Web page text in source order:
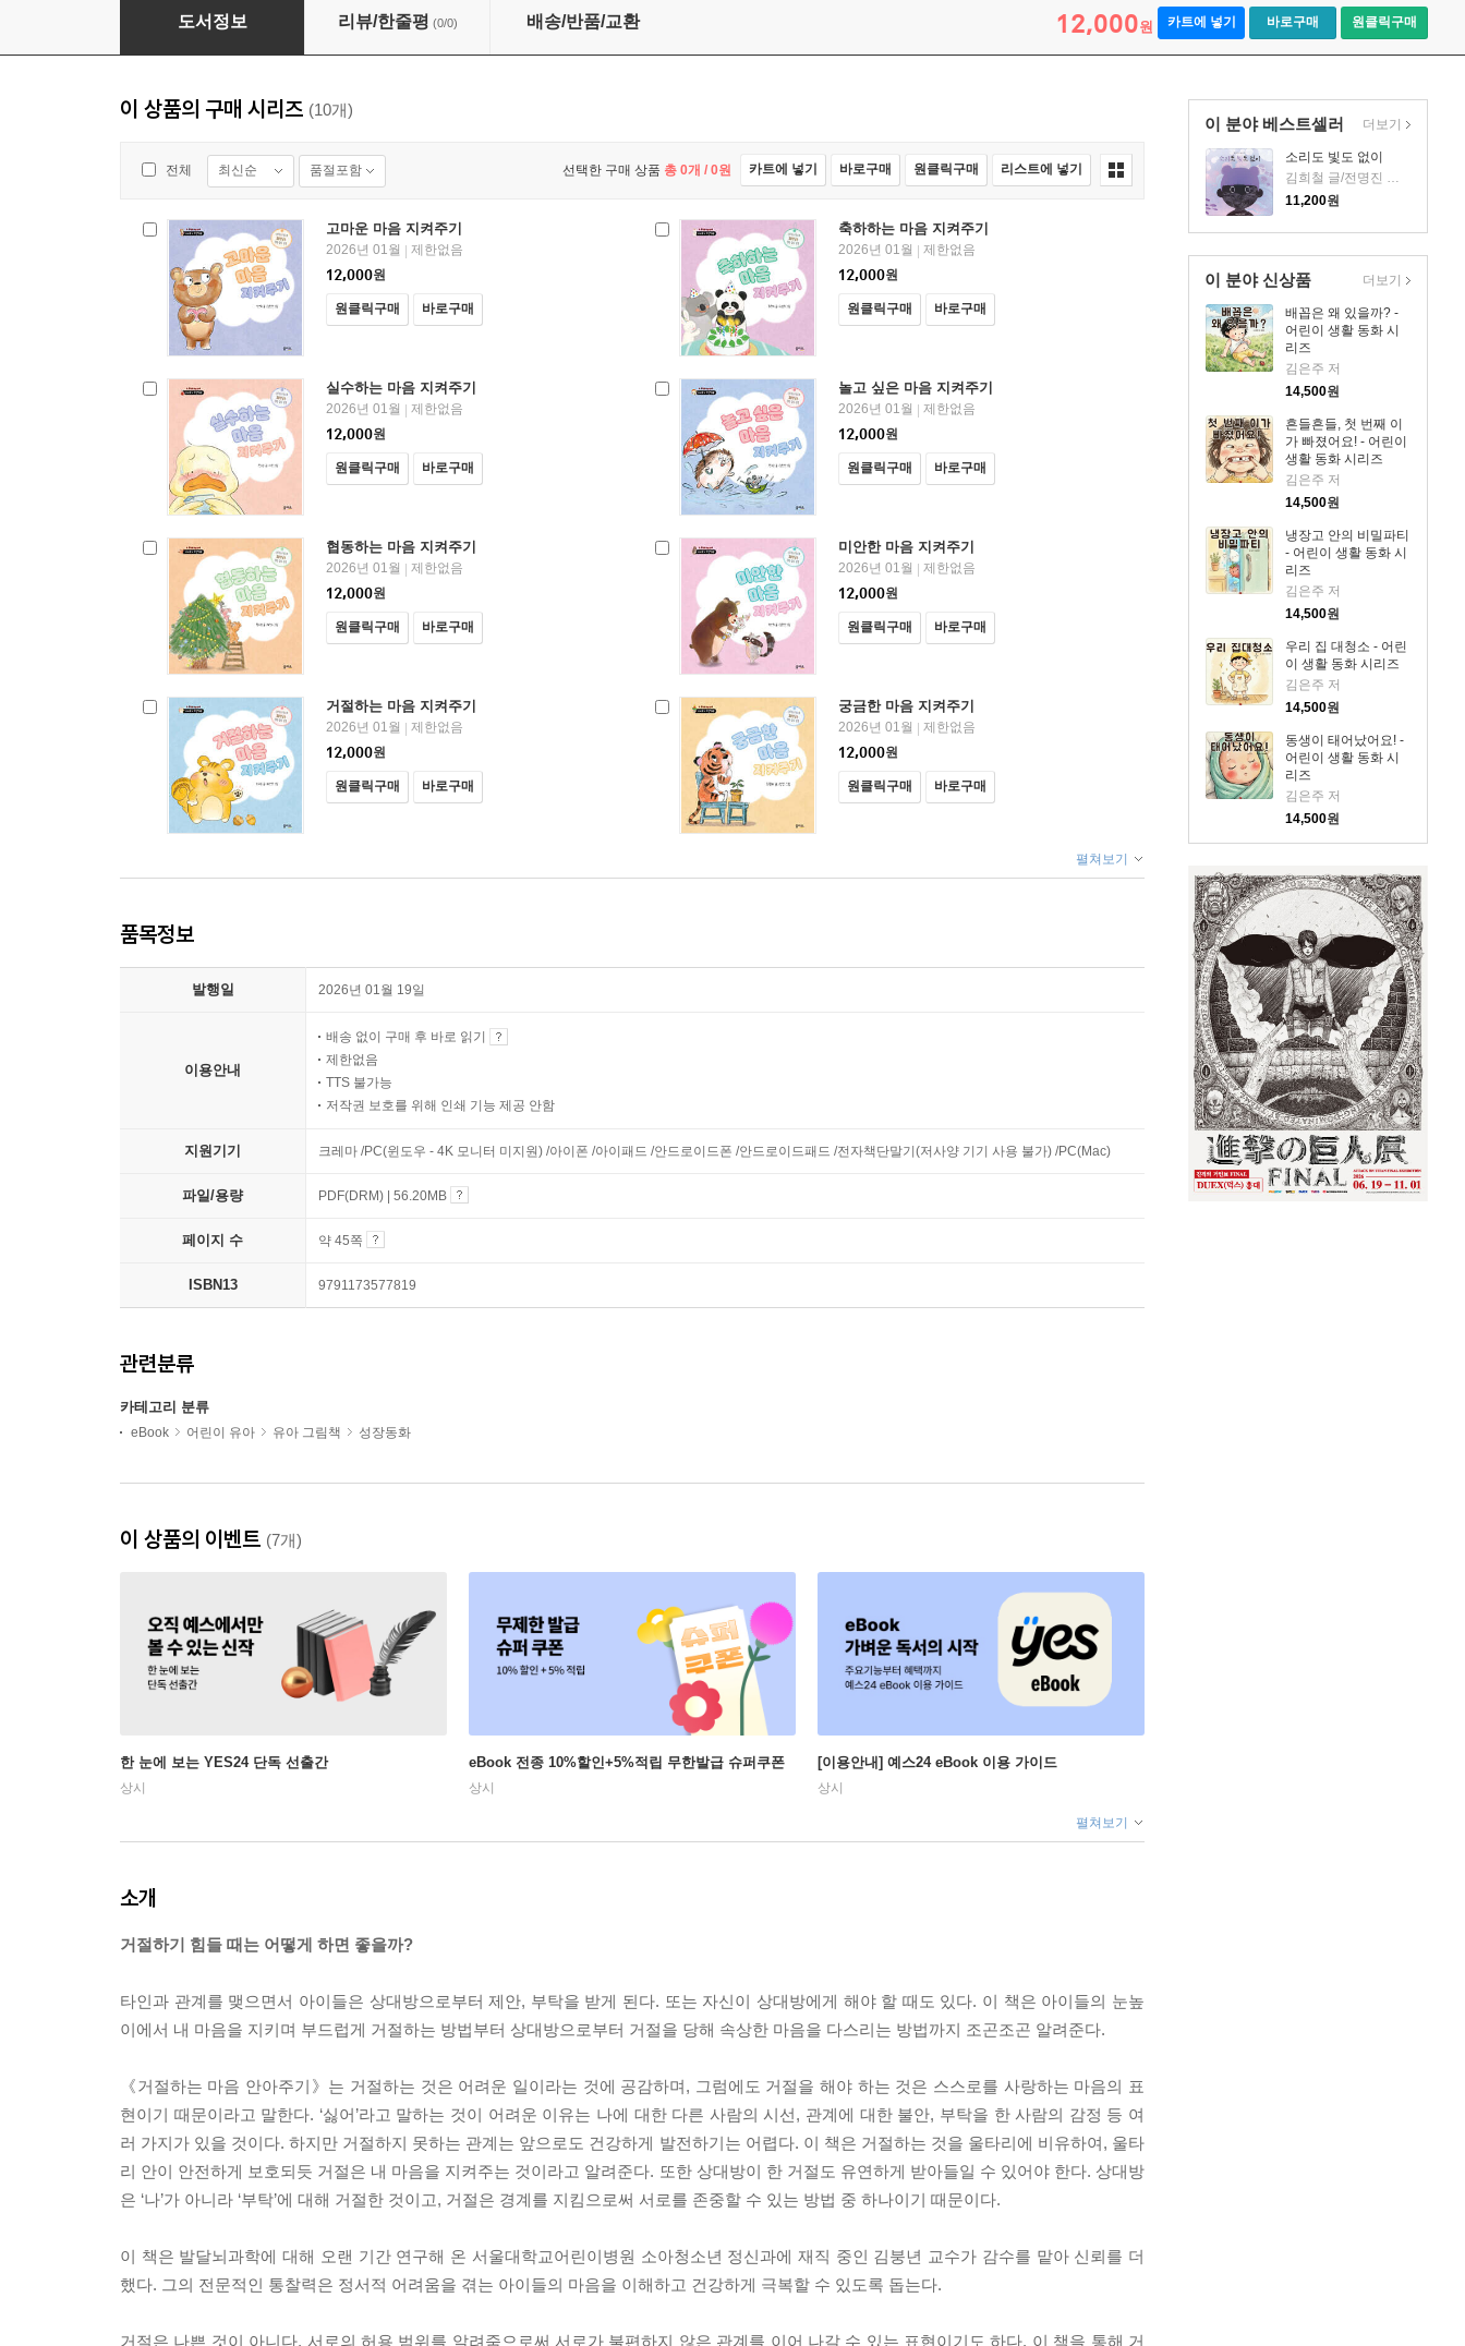
거절하는 마음 지켜주기
도서정보 리뷰/한줄평 (0/0) 배송/반품/교환 12,000원 카트에 넣기 바로구매 원클릭구매
이 분야 베스트셀러
소리도 빛도 없이
11,200원
더보기
이 분야 신상품
배꼽은 왜 있을까? -
어린이 생활 동화 시
리즈
김은주 저
14,500원
흔들흔들, 첫 번째 이
가 빠졌어요! - 어린이
생활 동화 시리즈
김은주 저
14,500원
냉장고 안의 비밀파티
- 어린이 생활 동화 시
리즈
김은주 저
14,500원
우리 집 대청소 - 어린
이 생활 동화 시리즈
김은주 저
14,500원
동생이 태어났어요! -
어린이 생활 동화 시
리즈
김은주 저
14,500원
더보기
이 상품의 구매 시리즈 (10개)
전체 최신순 품절포함 선택한 구매 상품 총 0개 / 0원 카트에 넣기 바로구매 원클릭구매 리스트에 넣기
고마운 마음 지켜주기
2026년 01월 | 제한없음
12,000원
원클릭구매 바로구매
축하하는 마음 지켜주기
2026년 01월 | 제한없음
12,000원
원클릭구매 바로구매
실수하는 마음 지켜주기
2026년 01월 | 제한없음
12,000원
원클릭구매 바로구매
놀고 싶은 마음 지켜주기
2026년 01월 | 제한없음
12,000원
원클릭구매 바로구매
협동하는 마음 지켜주기
2026년 01월 | 제한없음
12,000원
원클릭구매 바로구매
미안한 마음 지켜주기
2026년 01월 | 제한없음
12,000원
원클릭구매 바로구매
거절하는 마음 지켜주기
2026년 01월 | 제한없음
12,000원
원클릭구매 바로구매
궁금한 마음 지켜주기
2026년 01월 | 제한없음
12,000원
원클릭구매 바로구매
펼쳐보기
품목정보
발행일 2026년 01월 19일
이용안내
배송 없이 구매 후 바로 읽기
제한없음
TTS 불가능
저작권 보호를 위해 인쇄 기능 제공 안함
지원기기 크레마 /PC(윈도우 - 4K 모니터 미지원) /아이폰 /아이패드 /안드로이드폰 /안드로이드패드 /전자책단말기(저사양 기기 사용 불가) /PC(Mac)
파일/용량 PDF(DRM) | 56.20MB
페이지 수 약 45쪽
ISBN13 9791173577819
관련분류
카테고리 분류
eBook 어린이 유아 유아 그림책 성장동화
이 상품의 이벤트 (7개)
한 눈에 보는 YES24 단독 선출간
상시
eBook 전종 10%할인+5%적립 무한발급 슈퍼쿠폰
상시
[이용안내] 예스24 eBook 이용 가이드
상시
펼쳐보기
소개
거절하기 힘들 때는 어떻게 하면 좋을까?
타인과 관계를 맺으면서 아이들은 상대방으로부터 제안, 부탁을 받게 된다. 또는 자신이 상대방에게 해야 할 때도 있다. 이 책은 아이들의 눈높
이에서 내 마음을 지키며 부드럽게 거절하는 방법부터 상대방으로부터 거절을 당해 속상한 마음을 다스리는 방법까지 조곤조곤 알려준다.
《거절하는 마음 안아주기》는 거절하는 것은 어려운 일이라는 것에 공감하며, 그럼에도 거절을 해야 하는 것은 스스로를 사랑하는 마음의 표
현이기 때문이라고 말한다. ‘싫어’라고 말하는 것이 어려운 이유는 나에 대한 다른 사람의 시선, 관계에 대한 불안, 부탁을 한 사람의 감정 등 여
러 가지가 있을 것이다. 하지만 거절하지 못하는 관계는 앞으로도 건강하게 발전하기는 어렵다. 이 책은 거절하는 것을 울타리에 비유하여, 울타
리 안이 안전하게 보호되듯 거절은 내 마음을 지켜주는 것이라고 알려준다. 또한 상대방이 한 거절도 유연하게 받아들일 수 있어야 한다. 상대방
은 ‘나’가 아니라 ‘부탁’에 대해 거절한 것이고, 거절은 경계를 지킴으로써 서로를 존중할 수 있는 방법 중 하나이기 때문이다.
이 책은 발달뇌과학에 대해 오랜 기간 연구해 온 서울대학교어린이병원 소아청소년 정신과에 재직 중인 김붕년 교수가 감수를 맡아 신뢰를 더
했다. 그의 전문적인 통찰력은 정서적 어려움을 겪는 아이들의 마음을 이해하고 건강하게 극복할 수 있도록 돕는다.
거절은 나쁜 것이 아니다. 서로의 허용 범위를 알려줌으로써 서로가 불편하지 않은 관계를 이어 나갈 수 있는 표현이기도 하다. 이 책을 통해 거